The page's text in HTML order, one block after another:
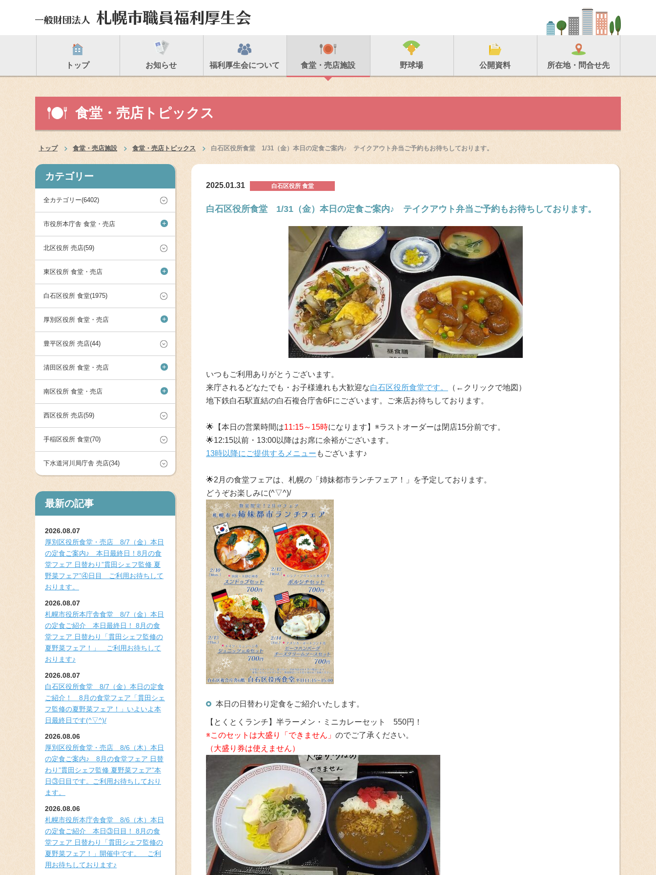
トップ お知らせ 福利厚生会について 食堂・売店施設 野球場 公開資料 所在地・問合せ先
食堂・売店トピックス
トップ 食堂・売店施設 食堂・売店トピックス 白石区役所食堂 1/31（金）本日の定食ご案内♪ テイクアウト弁当ご予約もお待ちしております。
カテゴリー
全カテゴリー(6402)
市役所本庁舎 食堂・売店 +
北区役所 売店(59)
東区役所 食堂・売店 +
白石区役所 食堂(1975)
厚別区役所 食堂・売店 +
豊平区役所 売店(44)
清田区役所 食堂・売店 +
南区役所 食堂・売店 +
西区役所 売店(59)
手稲区役所 食堂(70)
下水道河川局庁舎 売店(34)
最新の記事
2026.08.07
厚別区役所食堂・売店 8/7（金）本日
の定食ご案内♪ 本日最終日！8月の食
堂フェア 日替わり”貫田シェフ監修 夏
野菜フェア”④日目 ご利用お待ちして
おります。
2026.08.07
札幌市役所本庁舎食堂 8/7（金）本日
の定食ご紹介 本日最終日！ 8月の食
堂フェア 日替わり「貫田シェフ監修の
夏野菜フェア！」 ご利用お待ちして
おります♪
2026.08.07
白石区役所食堂 8/7（金）本日の定食
ご紹介！ 8月の食堂フェア「貫田シェ
フ監修の夏野菜フェア！」いよいよ本
日最終日です(^▽^)/
2026.08.06
厚別区役所食堂・売店 8/6（木）本日
の定食ご案内♪ 8月の食堂フェア 日替
わり”貫田シェフ監修 夏野菜フェア”本
日③日目です。ご利用お待ちしており
ます。
2026.08.06
札幌市役所本庁舎食堂 8/6（木）本日
の定食ご紹介 本日③日目！ 8月の食
堂フェア 日替わり「貫田シェフ監修の
夏野菜フェア！」開催中です。 ご利
用お待ちしております♪
2025.01.31 白石区役所 食堂
白石区役所食堂 1/31（金）本日の定食ご案内♪ テイクアウト弁当ご予約もお待ちしております。
いつもご利用ありがとうございます。
来庁されるどなたでも・お子様連れも大歓迎な白石区役所食堂です。
（←クリックで地図）
地下鉄白石駅直結の白石複合庁舎6Fにございます。ご来店お待ちしております。
🌟 【本日の営業時間は11:15～15時になります】 ※ラストオーダーは閉店15分前です。
🌟12:15以前・13:00以降はお席に余裕がございます。
13時以降にご提供するメニュー もございます♪
🌟2月の食堂フェアは、札幌の「姉妹都市ランチフェア！」
を予定しております。
どうぞお楽しみに(^▽^)/
本日の日替わり定食をご紹介いたします。
【とくとくランチ】半ラーメン・ミニカレーセット 550円！
※このセットは大盛り「できません」 のでご了承ください。
（大盛り券は使えません）